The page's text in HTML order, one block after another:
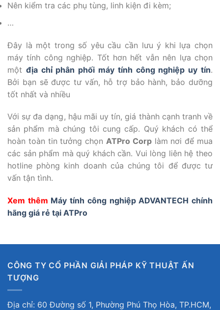
Nên kiểm tra các phụ tùng, linh kiện đi kèm;
…
Đây là một trong số yêu cầu cần lưu ý khi lựa chọn
máy tính công nghiệp. Tốt hơn hết vẫn nên lựa chọn
một địa chỉ phân phối máy tính công nghiệp uy tín.
Bởi bạn sẽ được tư vấn, hỗ trợ bảo hành, bảo dưỡng
tốt nhất và nhiều
Với sự đa dạng, hậu mãi uy tín, giá thành cạnh tranh về
sản phẩm mà chúng tôi cung cấp. Quý khách có thể
hoàn toàn tin tưởng chọn ATPro Corplàm nơi để mua
các sản phẩm mà quý khách cần. Vui lòng liên hệ theo
hotline phòng kinh doanh của chúng tôi để được tư
vấn tận tình.
Xem thêm Máy tính công nghiệp ADVANTECH chính
hãng giá rẻ tại ATPro
CÔNG TY CỔ PHẦN GIẢI PHÁP KỸ THUẬT ẤN
TƯỢNG
Địa chỉ: 60 Đường số 1, Phường Phú Thọ Hòa, TP.HCM,